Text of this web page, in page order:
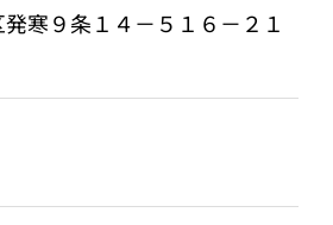
寒９条１４－５１６－２１